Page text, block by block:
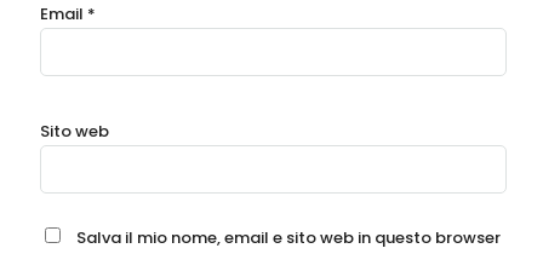
Email *
Sito web
Salva il mio nome, email e sito web in questo browser